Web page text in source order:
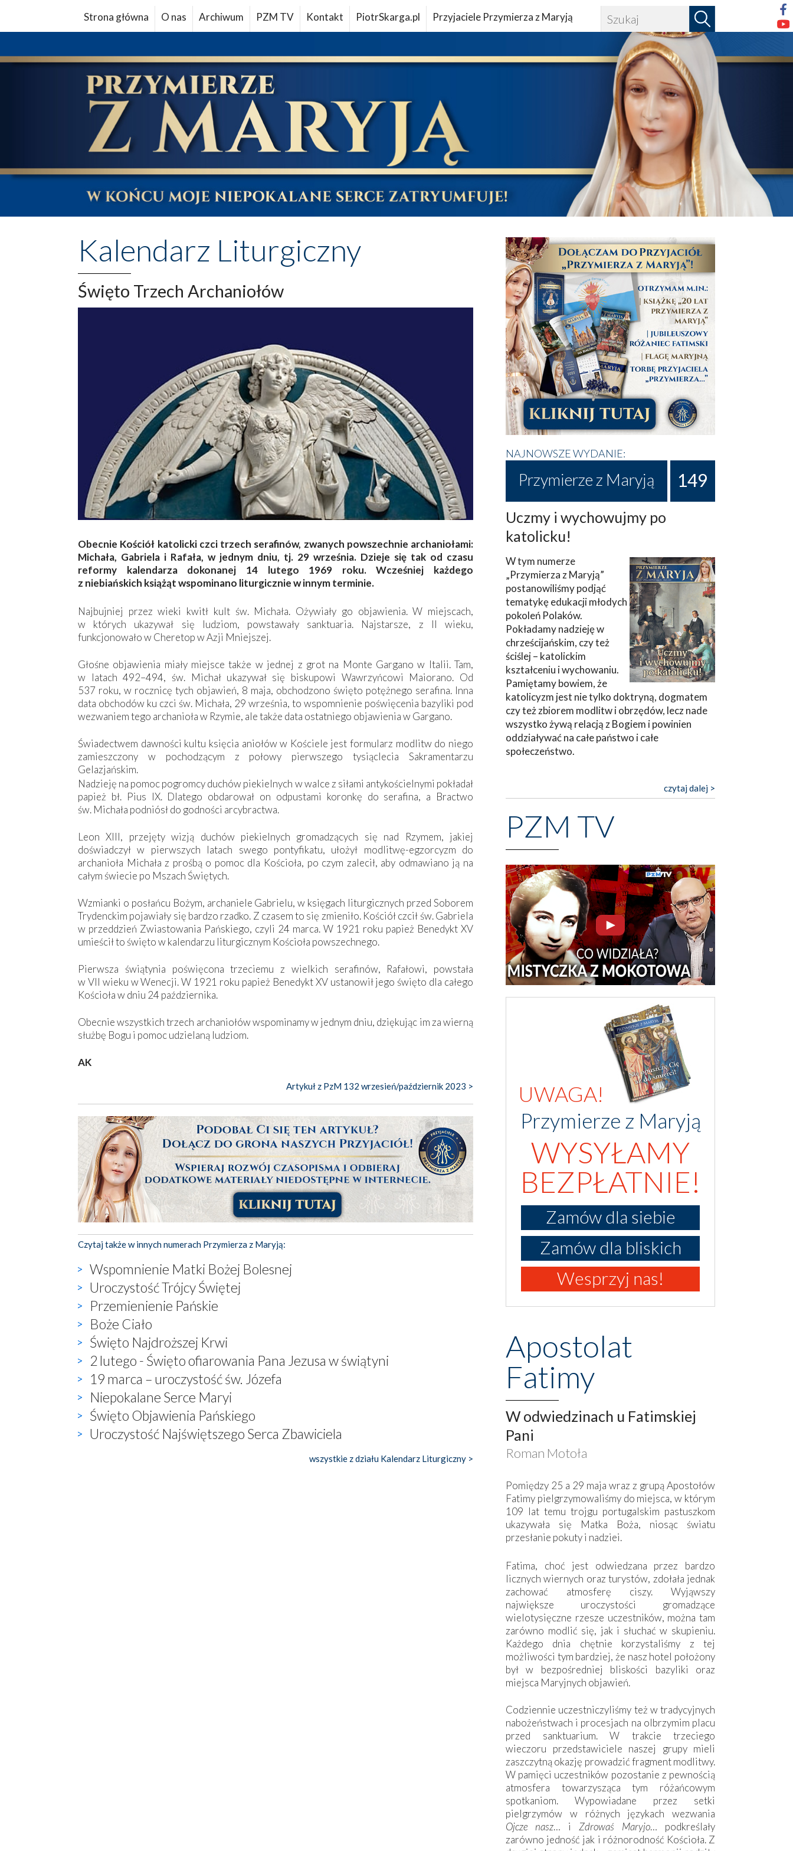
Strona główna O nas Archiwum PZM TV Kontakt PiotrSkarga.pl Przyjaciele Przymierza z Maryją
Kalendarz Liturgiczny
Święto Trzech Archaniołów
Obecnie Kościół katolicki czci trzech serafinów, zwanych powszechnie archaniołami:
Michała, Gabriela i Rafała, w jednym dniu, tj. 29 września. Dzieje się tak od czasu
reformy kalendarza dokonanej 14 lutego 1969 roku. Wcześniej każdego
z niebiańskich książąt wspominano liturgicznie w innym terminie.
Najbujniej przez wieki kwitł kult św. Michała. Ożywiały go objawienia. W miejscach,
w których ukazywał się ludziom, powstawały sanktuaria. Najstarsze, z II wieku,
funkcjonowało w Cheretop w Azji Mniejszej.
Głośne objawienia miały miejsce także w jednej z grot na Monte Gargano w Italii. Tam,
w latach 492–494, św. Michał ukazywał się biskupowi Wawrzyńcowi Maiorano. Od
537 roku, w rocznicę tych objawień, 8 maja, obchodzono święto potężnego serafina. Inna
data obchodów ku czci św. Michała, 29 września, to wspomnienie poświęcenia bazyliki pod
wezwaniem tego archanioła w Rzymie, ale także data ostatniego objawienia w Gargano.
Świadectwem dawności kultu księcia aniołów w Kościele jest formularz modlitw do niego
zamieszczony w pochodzącym z połowy pierwszego tysiąclecia Sakramentarzu
Gelazjańskim.
Nadzieję na pomoc pogromcy duchów piekielnych w walce z siłami antykościelnymi pokładał
papież bł. Pius IX. Dlatego obdarował on odpustami koronkę do serafina, a Bractwo
św. Michała podniósł do godności arcybractwa.
Leon XIII, przejęty wizją duchów piekielnych gromadzących się nad Rzymem, jakiej
doświadczył w pierwszych latach swego pontyfikatu, ułożył modlitwę-egzorcyzm do
archanioła Michała z prośbą o pomoc dla Kościoła, po czym zalecił, aby odmawiano ją na
całym świecie po Mszach Świętych.
Wzmianki o posłańcu Bożym, archaniele Gabrielu, w księgach liturgicznych przed Soborem
Trydenckim pojawiały się bardzo rzadko. Z czasem to się zmieniło. Kościół czcił św. Gabriela
w przeddzień Zwiastowania Pańskiego, czyli 24 marca. W 1921 roku papież Benedykt XV
umieścił to święto w kalendarzu liturgicznym Kościoła powszechnego.
Pierwsza świątynia poświęcona trzeciemu z wielkich serafinów, Rafałowi, powstała
w VII wieku w Wenecji. W 1921 roku papież Benedykt XV ustanowił jego święto dla całego
Kościoła w dniu 24 października.
Obecnie wszystkich trzech archaniołów wspominamy w jednym dniu, dziękując im za wierną
służbę Bogu i pomoc udzielaną ludziom.
AK
Artykuł z PzM 132 wrzesień/październik 2023 >
Czytaj także w innych numerach Przymierza z Maryją:
Wspomnienie Matki Bożej Bolesnej
Uroczystość Trójcy Świętej
Przemienienie Pańskie
Boże Ciało
Święto Najdroższej Krwi
2 lutego - Święto ofiarowania Pana Jezusa w świątyni
19 marca – uroczystość św. Józefa
Niepokalane Serce Maryi
Święto Objawienia Pańskiego
Uroczystość Najświętszego Serca Zbawiciela
wszystkie z działu Kalendarz Liturgiczny >
NAJNOWSZE WYDANIE:
Przymierze z Maryją 149
Uczmy i wychowujmy po
katolicku!
W tym numerze
„Przymierza z Maryją”
postanowiliśmy podjąć
tematykę edukacji młodych
pokoleń Polaków.
Pokładamy nadzieję w
chrześcijańskim, czy też
ściślej – katolickim
kształceniu i wychowaniu.
Pamiętamy bowiem, że
katolicyzm jest nie tylko doktryną, dogmatem
czy też zbiorem modlitw i obrzędów, lecz nade
wszystko żywą relacją z Bogiem i powinien
oddziaływać na całe państwo i całe
społeczeństwo.
czytaj dalej >
PZM TV
UWAGA!
Przymierze z Maryją
WYSYŁAMY
BEZPŁATNIE!
Zamów dla siebie
Zamów dla bliskich
Wesprzyj nas!
Apostolat
Fatimy
W odwiedzinach u Fatimskiej
Pani
Roman Motoła
Pomiędzy 25 a 29 maja wraz z grupą Apostołów
Fatimy pielgrzymowaliśmy do miejsca, w którym
109 lat temu trojgu portugalskim pastuszkom
ukazywała się Matka Boża, niosąc światu
przesłanie pokuty i nadziei.
Fatima, choć jest odwiedzana przez bardzo
licznych wiernych oraz turystów, zdołała jednak
zachować atmosferę ciszy. Wyjąwszy
największe uroczystości gromadzące
wielotysięczne rzesze uczestników, można tam
zarówno modlić się, jak i słuchać w skupieniu.
Każdego dnia chętnie korzystaliśmy z tej
możliwości tym bardziej, że nasz hotel położony
był w bezpośredniej bliskości bazyliki oraz
miejsca Maryjnych objawień.
Codziennie uczestniczyliśmy też w tradycyjnych
nabożeństwach i procesjach na olbrzymim placu
przed sanktuarium. W trakcie trzeciego
wieczoru przedstawiciele naszej grupy mieli
zaszczytną okazję prowadzić fragment modlitwy.
W pamięci uczestników pozostanie z pewnością
atmosfera towarzysząca tym różańcowym
spotkaniom. Wypowiadane przez setki
pielgrzymów w różnych językach wezwania
Ojcze nasz… i Zdrowaś Maryjo… podkreślały
zarówno jedność jak i różnorodność Kościoła. Z